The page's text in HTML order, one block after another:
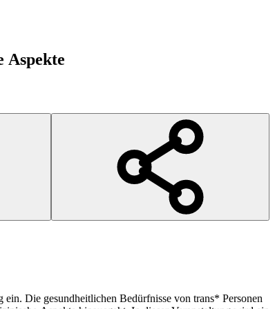
Aspekte
Die gesundheitlichen Bedürfnisse von trans* Personen